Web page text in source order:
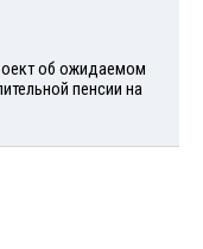
об ожидаемом
пенсии на